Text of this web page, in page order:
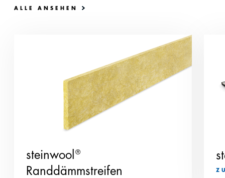
ALLE ANSEHEN
steinwool ®
Randdämmstreifen